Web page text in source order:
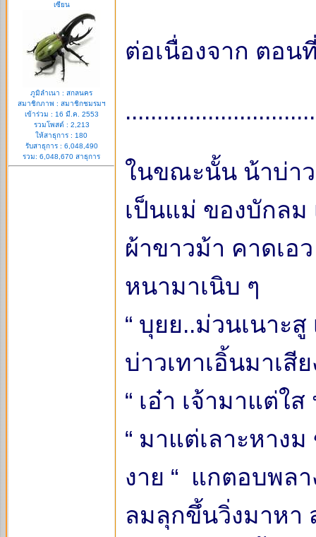
เซียน
ภูมิลำเนา : สกลนคร
สมาชิกภาพ : สมาชิกชมรมฯ
เข้าร่วม : 16 มี.ค. 2553
รวมโพสต์ : 2,213
ให้สาธุการ : 180
รับสาธุการ : 6,048,490
รวม: 6,048,670 สาธุการ
ต่อเนื่องจาก ตอน
ในขณะนั้น น้าบ่าว
เป็นแม่ ของบักลม
ผ้าขาวม้า คาดเอ
หนามาเนิบ ๆ
“ บุยย..ม่วนเนาะ
บ่าวเทาเอิ้นมาเสี
“ เอ๋า เจ้ามาแต่ใ
“ มาแต่เลาะหาง
งาย “ แกตอบพล
ลมลุกขึ้นวิ่งมาหา